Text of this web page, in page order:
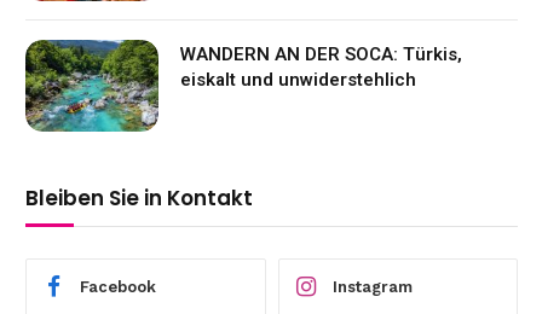
WANDERN AN DER SOCA: Türkis,
eiskalt und unwiderstehlich
Bleiben Sie in Kontakt
Facebook Instagram